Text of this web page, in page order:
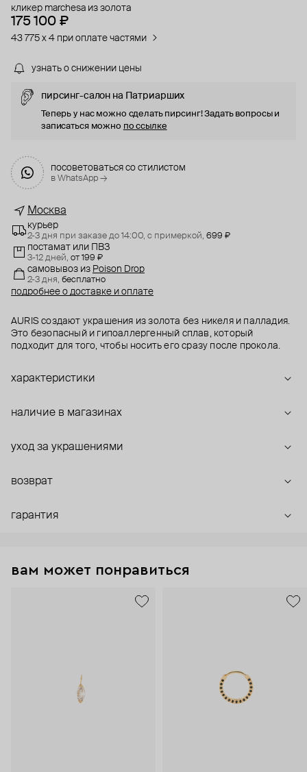
кликер marchesa из золота
175 100 ₽
43 775 x 4 при оплате частями
узнать о снижении цены
пирсинг-салон на Патриарших
Теперь у нас можно сделать пирсинг! Задать вопросы и
записаться можно по ссылке
посоветоваться со стилистом
в WhatsApp →
Москва
курьер
2-3 дня при заказе до 14:00, с примеркой, 699 ₽
постамат или ПВЗ
3-12 дней, от 199 ₽
самовывоз из Poison Drop
2-3 дня, бесплатно
подробнее о доставке и оплате
AURIS создают украшения из золота без никеля и палладия.
Это безопасный и гипоаллергенный сплав, который
подходит для того, чтобы носить его сразу после прокола.
характеристики
наличие в магазинах
уход за украшениями
возврат
гарантия
вам может понравиться